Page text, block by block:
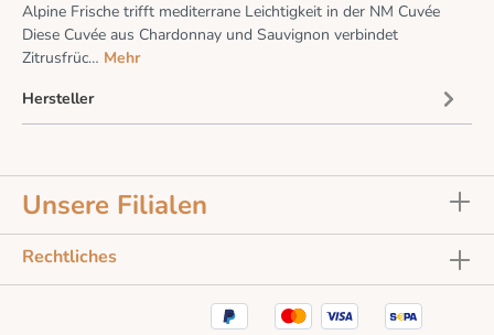
Alpine Frische trifft mediterrane Leichtigkeit in der NM Cuvée
Diese Cuvée aus Chardonnay und Sauvignon verbindet
Zitrusfrüc… Mehr
Hersteller
Unsere Filialen
Rechtliches